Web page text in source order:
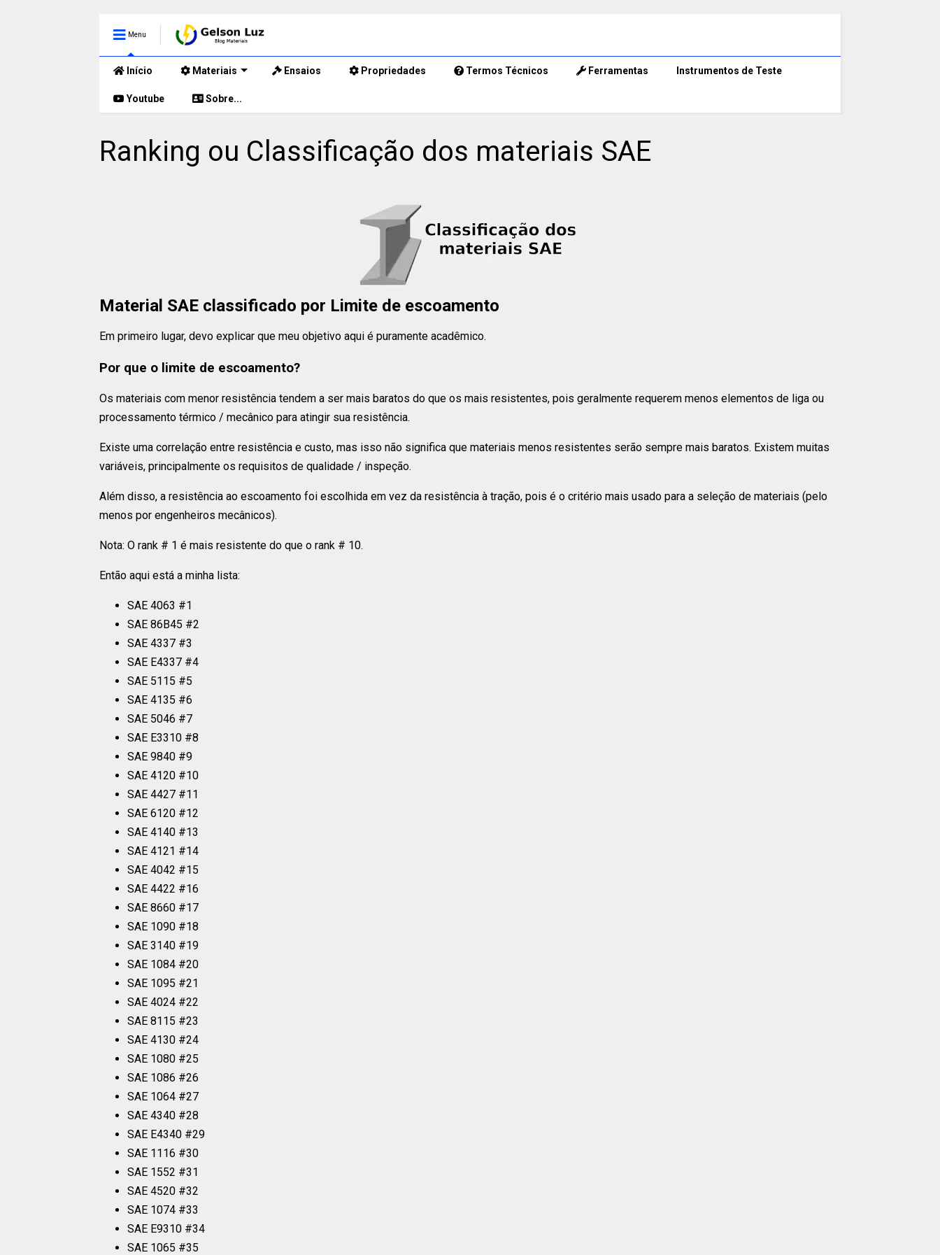
Menu
Início Materiais Ensaios Propriedades Termos Técnicos Ferramentas Instrumentos de Teste
Youtube Sobre...
Ranking ou Classificação dos materiais SAE
Material SAE classificado por Limite de escoamento
Em primeiro lugar, devo explicar que meu objetivo aqui é puramente acadêmico.
Por que o limite de escoamento?
Os materiais com menor resistência tendem a ser mais baratos do que os mais resistentes, pois geralmente requerem menos elementos de liga ou
processamento térmico / mecânico para atingir sua resistência.
Existe uma correlação entre resistência e custo, mas isso não significa que materiais menos resistentes serão sempre mais baratos. Existem muitas
variáveis, principalmente os requisitos de qualidade / inspeção.
Além disso, a resistência ao escoamento foi escolhida em vez da resistência à tração, pois é o critério mais usado para a seleção de materiais (pelo
menos por engenheiros mecânicos).
Nota: O rank # 1 é mais resistente do que o rank # 10.
Então aqui está a minha lista:
SAE 4063 #1
SAE 86B45 #2
SAE 4337 #3
SAE E4337 #4
SAE 5115 #5
SAE 4135 #6
SAE 5046 #7
SAE E3310 #8
SAE 9840 #9
SAE 4120 #10
SAE 4427 #11
SAE 6120 #12
SAE 4140 #13
SAE 4121 #14
SAE 4042 #15
SAE 4422 #16
SAE 8660 #17
SAE 1090 #18
SAE 3140 #19
SAE 1084 #20
SAE 1095 #21
SAE 4024 #22
SAE 8115 #23
SAE 4130 #24
SAE 1080 #25
SAE 1086 #26
SAE 1064 #27
SAE 4340 #28
SAE E4340 #29
SAE 1116 #30
SAE 1552 #31
SAE 4520 #32
SAE 1074 #33
SAE E9310 #34
SAE 1065 #35